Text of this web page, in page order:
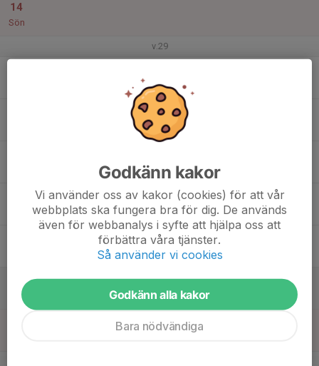
14
Sön
v.29
Lör
Godkänn kakor
Vi använder oss av kakor (cookies) för att vår
webbplats ska fungera bra för dig. De används
även för webbanalys i syfte att hjälpa oss att
förbättra våra tjänster.
Så använder vi cookies
Godkänn alla kakor
Bara nödvändiga